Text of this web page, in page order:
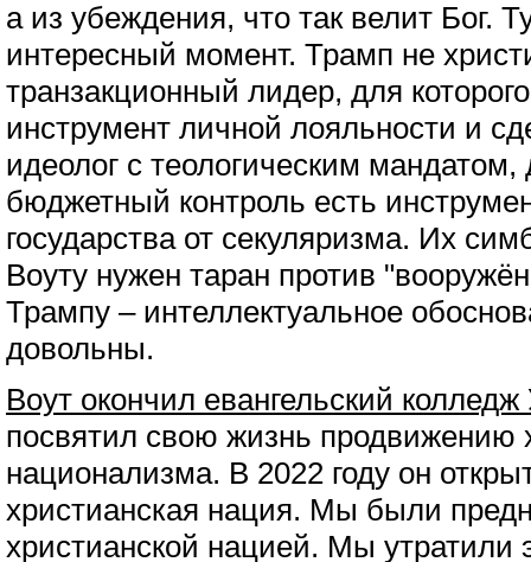
а из убеждения, что так велит Бог.
интересный момент. Трамп не
транзакционный лидер, для
инструмент личной лояльности и
идеолог с теологическим мандатом,
бюджетный контроль есть
государства от секуляризма. Их
Воуту нужен таран против
Трампу – интеллектуальное
довольны.
Воут окончил евангельский колледж
посвятил свою жизнь продвижению
национализма. В 2022 году он
христианская нация. Мы были
христианской нацией. Мы утратили